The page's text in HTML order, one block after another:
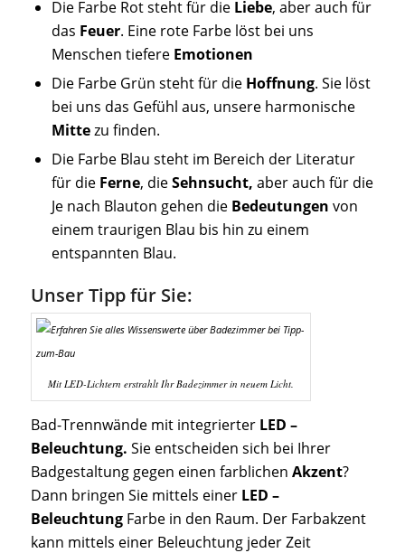
Die Farbe Rot steht für die Liebe, aber auch für
das Feuer. Eine rote Farbe löst bei uns
Menschen tiefere Emotionen
Die Farbe Grün steht für die Hoffnung. Sie löst
bei uns das Gefühl aus, unsere harmonische
Mittezu finden.
Die Farbe Blau steht im Bereich der Literatur
für die Ferne, dieSehnsucht, aber auch für die
Je nach Blauton gehen die Bedeutungen von
einem traurigen Blau bis hin zu einem
entspannten Blau.
Unser Tipp für Sie:
Mit LED-Lichtern erstrahlt Ihr Badezimmer in neuem Licht.
Bad-Trennwände mit integrierter LED –
Beleuchtung. Sie entscheiden sich bei Ihrer
Badgestaltung gegen einen farblichen Akzent?
Dann bringen Sie mittels einer LED –
BeleuchtungFarbe in den Raum. Der Farbakzent
kann mittels einer Beleuchtung jeder Zeit